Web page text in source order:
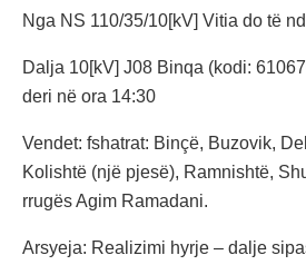
Nga NS 110/35/10[kV] Vitia do të
Dalja 10[kV] J08 Binqa (kodi:
deri në ora 14:30
Vendet: fshatrat: Binçë, Buzovik,
Kolishtë (një pjesë), Ramnishtë,
rrugës Agim Ramadani.
Arsyeja: Realizimi hyrje – dalje